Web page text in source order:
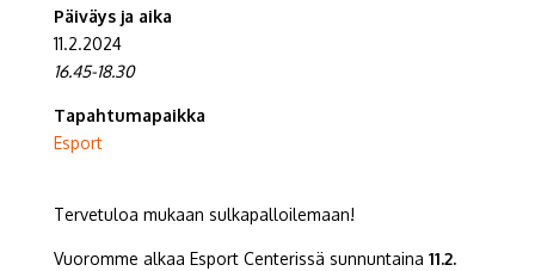
Päiväys ja aika
11.2.2024
16.45-18.30
Tapahtumapaikka
Esport
Tervetuloa mukaan sulkapalloilemaan!
Vuoromme alkaa Esport Centerissä sunnuntaina 11.2.